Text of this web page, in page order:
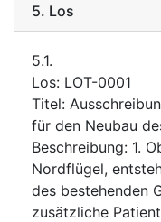
5. Los
5.1.
Los: LOT-0001
Titel:
für den Neubau
Beschreibung: 1.
Nordflügel,
des bestehenden
zusätzliche